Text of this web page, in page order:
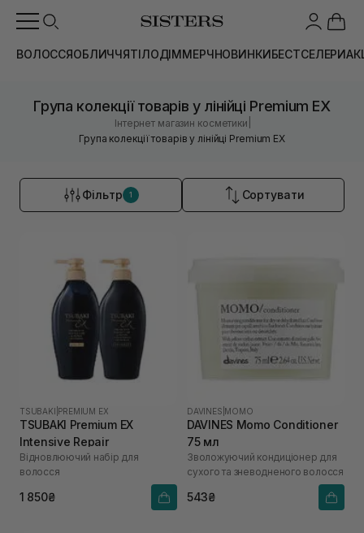
ВОЛОССЯОБЛИЧЧЯТІЛОДІММЕРЧНОВИНКИБЕСТСЕЛЕРИ
Група колекції товарів у лінійці Premium EX
Інтернет магазин косметики
Група колекції товарів у лінійці Premium EX
Фільтр 1 Сортувати
TSUBAKI PREMIUM EX
TSUBAKI Premium EX
Intensive Repair
Відновлюючий набір для
волосся
1 850₴
DAVINES MOMO
DAVINES Momo Conditioner
75 мл
Зволожуючий кондиціонер для
сухого та зневодненого волосся
543₴